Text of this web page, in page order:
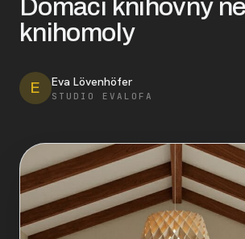
Domácí knihovny
knihomoly
E Eva Lövenhöfer
STUDIO EVALOFA